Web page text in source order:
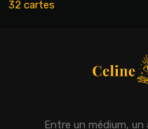
32 cartes
Entre un médium,